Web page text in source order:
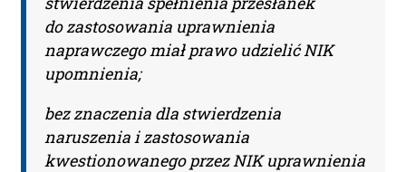
Kod Pocztowy:
Miasto:
do zastosowania uprawnienia
naprawczego miał prawo udzielić NIK
upomnienia;
bez znaczenia dla stwierdzenia
naruszenia i zastosowania
kwestionowanego przez NIK uprawnienia